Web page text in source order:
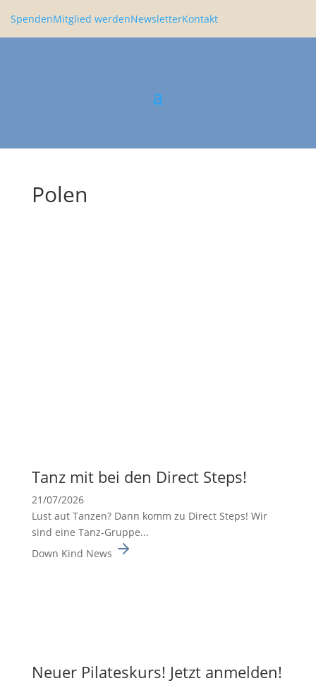
SpendenMitglied werdenNewsletterKontakt
Polen
Tanz mit bei den Direct Steps!
21/07/2026
Lust aut Tanzen? Dann komm zu Direct Steps! Wir
sind eine Tanz-Gruppe...
Down Kind News
Neuer Pilates­kurs! Jetzt anmelden!